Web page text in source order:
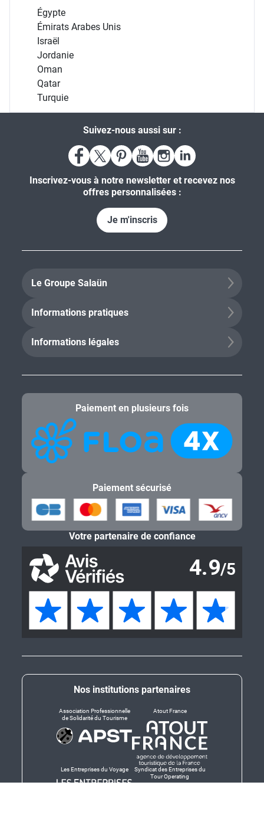
Égypte
Émirats Arabes Unis
Israël
Jordanie
Oman
Qatar
Turquie
Suivez-nous aussi sur :
Inscrivez-vous à notre newsletter et recevez nos
offres personnalisées :
Je m'inscris
Le Groupe Salaün
Informations pratiques
Informations légales
Nos institutions partenaires
Association Professionnelle
de Solidarité du Tourisme
Atout France
Les Entreprises du Voyage
Syndicat des Entreprises du
Tour Operating
Paiement en plusieurs fois
Paiement sécurisé
Votre partenaire de confiance